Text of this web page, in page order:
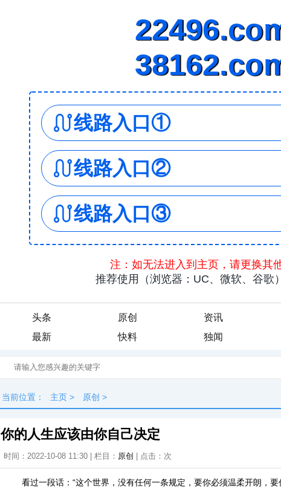
头条 原创 资讯
最新
快料 独闻
当前位置： 主页 > 原创 >
你的人生应该由你自己决定
时间：2022-10-08 11:30 | 栏目： 原创 | 点击： 次
看过一段话：“这个世界，没有任何一条规定，要你必须温柔开朗，